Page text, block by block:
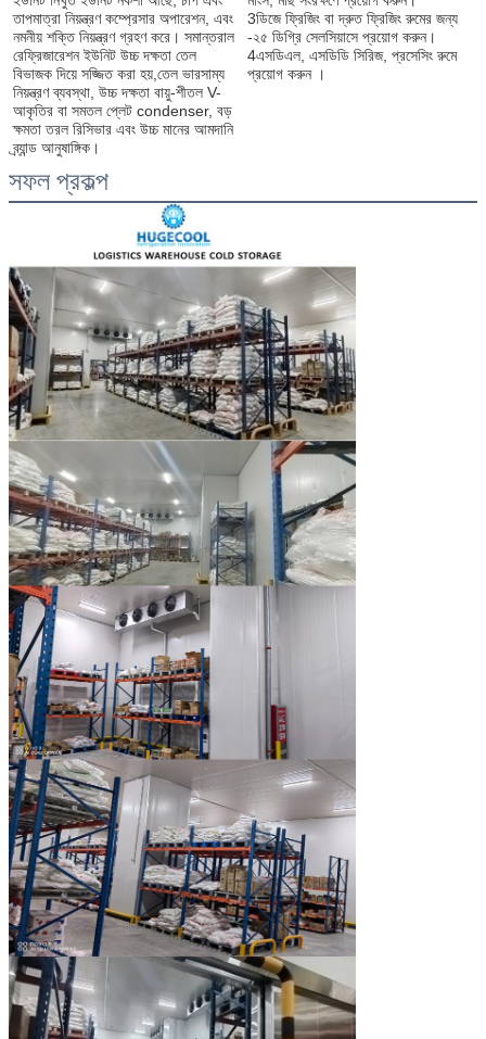
তাপমাত্রা নিয়ন্ত্রণ কম্প্রেসার অপারেশন, এবং
নমনীয় শক্তি নিয়ন্ত্রণ গ্রহণ করে। সমান্তরাল
রেফ্রিজারেশন ইউনিট উচ্চ দক্ষতা তেল
বিভাজক দিয়ে সজ্জিত করা হয়,তেল ভারসাম্য
নিয়ন্ত্রণ ব্যবস্থা, উচ্চ দক্ষতা বায়ু-শীতল V-
আকৃতির বা সমতল প্লেট condenser, বড়
ক্ষমতা তরল রিসিভার এবং উচ্চ মানের আমদানি
ব্র্যান্ড আনুষাঙ্গিক।
3ডিজে ফ্রিজিং বা দ্রুত ফ্রিজিং রুমের জন্য
-২৫ ডিগ্রি সেলসিয়াসে প্রয়োগ করুন।
4এসডিএল, এসডিডি সিরিজ, প্রসেসিং রুমে
প্রয়োগ করুন ।
সফল প্রকল্প